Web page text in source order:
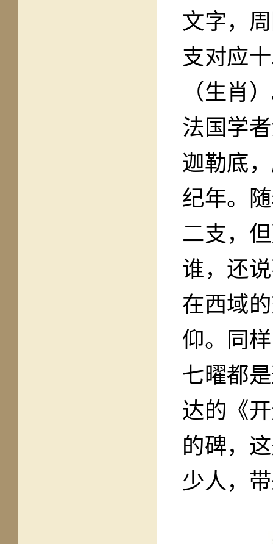
文字，
支对应
（生肖
法国学
迦勒底
纪年。
二支，
谁，还
在西域
仰。同
七曜都
达的《
的碑，
少人，